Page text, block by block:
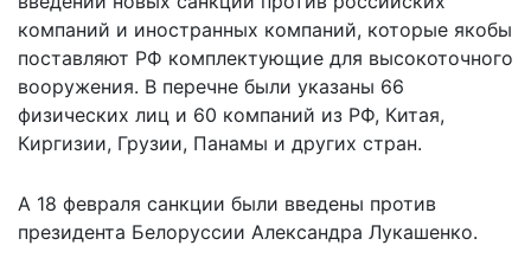
компаний и иностранных компаний, которые якобы
поставляют РФ комплектующие для высокоточного
вооружения. В перечне были указаны 66
физических лиц и 60 компаний из РФ, Китая,
Киргизии, Грузии, Панамы и других стран.
А 18 февраля санкции были введены против
президента Белоруссии Александра Лукашенко.